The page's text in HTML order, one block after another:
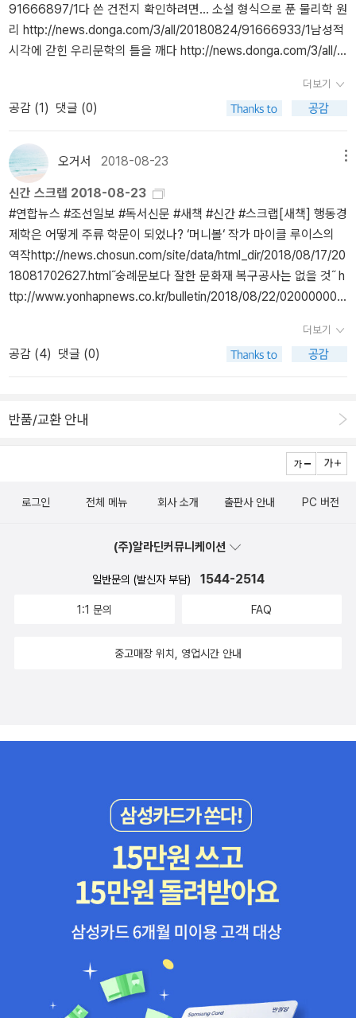
방해 드립니다] 다른 사람들 눈치 보느라 당신의 행복을 놓치고 있나
요? http://m.khan.co.kr/view.html?art_id=20180824204500
5‬[새책] ‪조선에 반하다 外 http://m.khan.co.kr/view.html?art_id=
91666897/1‬‪다 쓴 건전지 확인하려면… 소설 형식으로 푼 물리학 원
리 http://news.donga.com/3/all/20180824/91666933/1‪남성적
시각에 갇힌 우리문학의 틀을 깨다 http://news.donga.com/3/all/2
보기]금융의 모험 外 http://news.donga.com/3/all/20180824/91
666959/1?‪시한부 판정 후 9년… 그 ‘찬란한’ 삶의 투쟁 http://new
s.donga.com/3/all/20180824/91666716/1‪조선 말기에도 우리
시문학은 꽃을 피웠네 http://news.donga.com/3/all/20180824/9
1666737/1‬‪알고 마시면 더 맛있다… 시원 쌉싸래한 맥주 여행 htt
p://news.donga.com/3/all/20180824/91666722/1‪[새로 나왔어
요]역사 속 세금이야기 外 http://news.donga.com/3/all/2018082
4/91666828/1‪[밑줄 긋기]아흔일곱 번의 봄 여름 가을 겨울 http://
news.donga.com/3/all/20180824/91666852/1.
더보기
공감 (1) 댓글 (0)
오거서 2018-08-23
신간 스크랩 2018-08-23
#연합뉴스 #조선일보 #독서신문 #새책 #신간 #스크랩‪[새책] 행동경
제학은 어떻게 주류 학문이 되었나? ‘머니볼‘ 작가 마이클 루이스의
역작http://news.chosun.com/site/data/html_dir/2018/08/17/20
18081702627.html‪˝숭례문보다 잘한 문화재 복구공사는 없을 것˝ h
ttp://www.yonhapnews.co.kr/bulletin/2018/08/22/020000000
역사 http://www.yonhapnews.co.kr/bulletin/2018/08/22/02000
00000AKR20180822156600005.HTML‪[신간] 어둠이 오기 전에·
영화 이론 입문 http://www.yonhapnews.co.kr/bulletin/2018/08/
찾아낸 문명의 새 기원 http://www.yonhapnews.co.kr/bulletin/20
우리가 했던 최선의 선택·풍미사전더 알고 싶은 심리학·실리콘밸리를
0000000AKR20180823152900005.HTML‪˝민간인 유해발굴은
n/2018/08/23/0200000000AKR20180823153600005.HTML‪
406378이윤기 8주기 추모 개정판...이윤기 신화 거꾸로 읽기·이윤
기가 건너는 강·진홍글씨 http://www.newsis.com/view?id=NISX
더보기
공감 (4) 댓글 (0)
반품/교환 안내
로그인 전체 메뉴 회사 소개 출판사 안내 PC 버전
(주)알라딘커뮤니케이션
일반문의 (발신자 부담) 1544-2514
1:1 문의 FAQ
중고매장 위치, 영업시간 안내